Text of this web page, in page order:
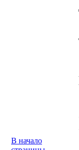
В начало